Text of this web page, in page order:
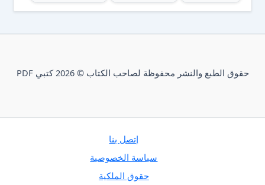
حقوق الطبع والنشر محفوظة لصاحب الكتاب © 2026 كتبي PDF
إتصل بنا
سياسة الخصوصية
حقوق الملكية